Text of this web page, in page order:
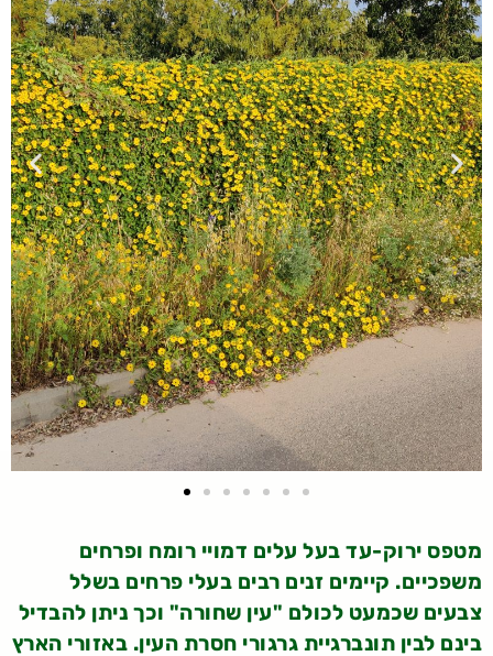
מטפס ירוק-עד בעל עלים דמויי רומח ופרחים
משפכיים. קיימים זנים רבים בעלי פרחים בשלל
צבעים שכמעט לכולם "עין שחורה" וכך ניתן להבדיל
בינם לבין תונברגיית גרגורי חסרת העין. באזורי הארץ